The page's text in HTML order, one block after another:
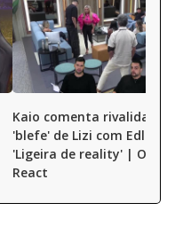
Kaio comenta rivalidade e
'blefe' de Lizi com Edlaine:
'Ligeira de reality' | O
React